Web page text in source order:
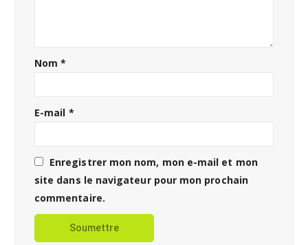
Nom*
E-mail *
Enregistrer mon nom, mon e-mail et mon
site dans le navigateur pour mon prochain
commentaire.